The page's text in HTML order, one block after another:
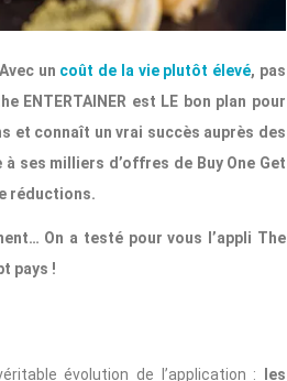
un coût de la vie plutôt élevé, pas
ENTERTAINER est LE bon plan pour
et connaît un vrai succès auprès des
ses milliers d’offres de Buy One Get
réductions.
On a testé pour vous l’appli The
pays !
évolution de l’application : les